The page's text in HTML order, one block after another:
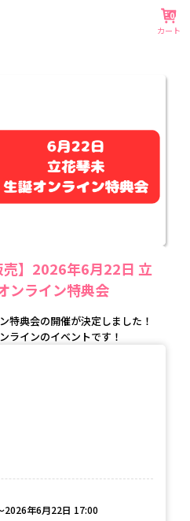
カート
0
売】2026年6月22日 立
ンライン特典会
特典会の開催が決定しました！
ラインのイベントです！
2026年6月22日 17:00